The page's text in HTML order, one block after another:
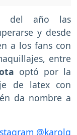
del año las
y desde
a los fans con
entre
optó por la
de latex con
da nombre a